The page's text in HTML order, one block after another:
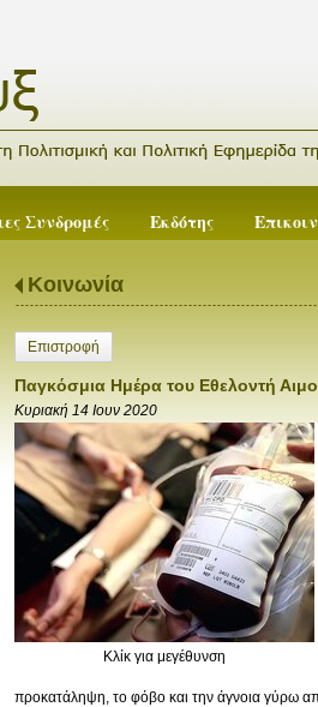
Συνδρομές Εκδότης
Κοινωνία
Επιστροφή
Παγκόσμια Ημέρα του Εθελοντή
Κυριακή 14 Ιουν 2020
Κλίκ για μεγέθυνση
προκατάληψη, το φόβο και την άγνοια γύρω